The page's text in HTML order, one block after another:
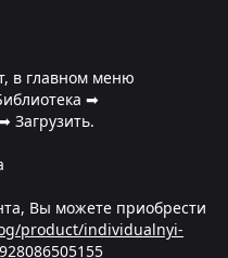
в главном меню
➡
Загрузить.
Вы можете приобрести
product/individualnyi-